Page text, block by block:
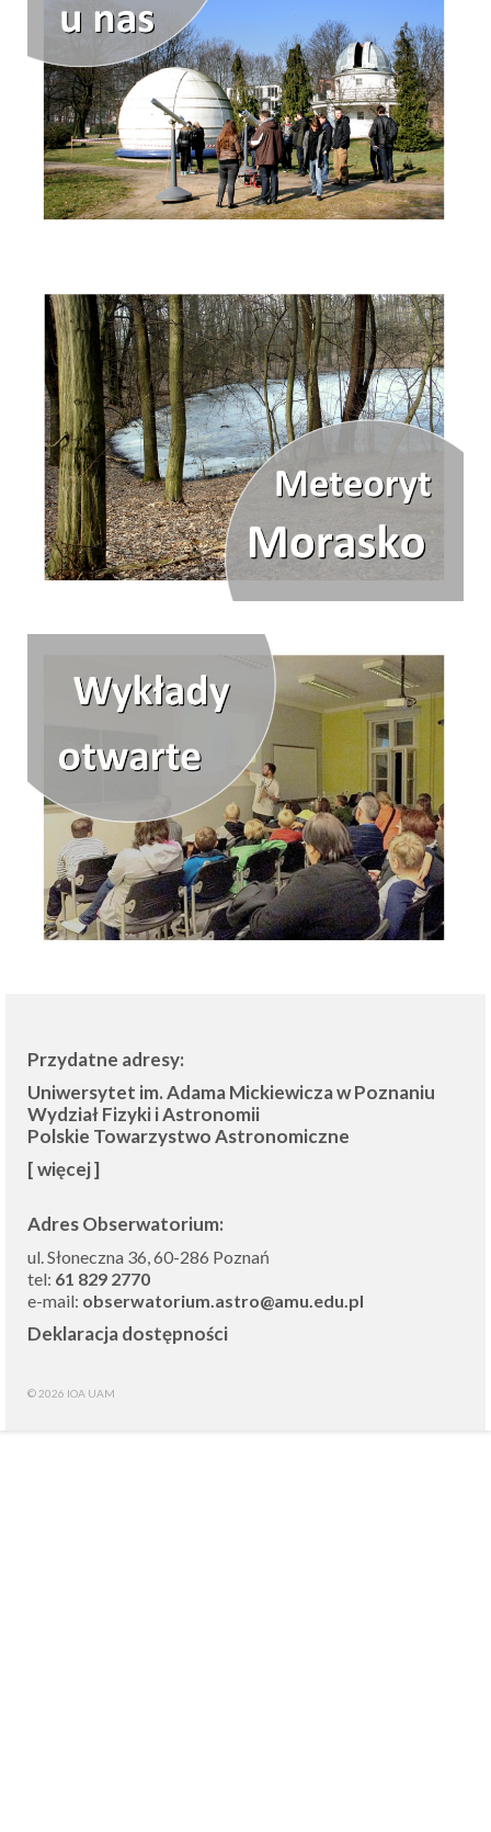
Przydatne adresy:
Uniwersytet im. Adama Mickiewicza w Poznaniu
Wydział Fizyki i Astronomii
Polskie Towarzystwo Astronomiczne
[ więcej ]
Adres Obserwatorium:
ul. Słoneczna 36, 60-286 Poznań
tel: 61 829 2770
e-mail: obserwatorium.astro@amu.edu.pl
Deklaracja dostępności
© 2026 IOA UAM